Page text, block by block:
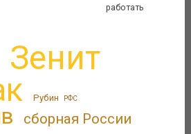
работать
Зенит
Рубин РФС
сборная России